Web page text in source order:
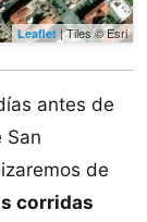
Leaflet | Tiles © Esri
antes de
San
de
corridas